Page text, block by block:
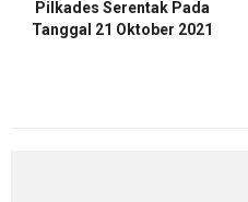
Pilkades Serentak Pada
Tanggal 21 Oktober 2021